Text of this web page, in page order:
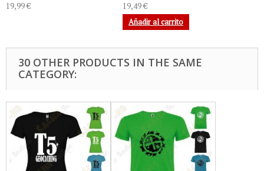
19,99 €
19,49 €
Añadir al carrito
30 OTHER PRODUCTS IN THE SAME
CATEGORY: